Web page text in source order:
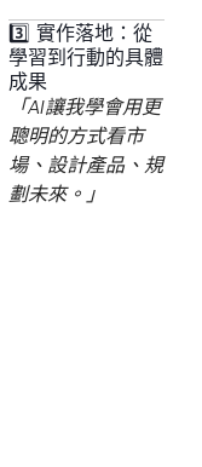
3️⃣ 實作落地：從
學習到行動的具體
成果
「AI讓我學會用更
聰明的方式看市
場、設計產品、規
劃未來。」